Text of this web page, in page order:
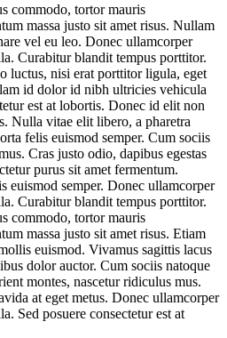
commodo, tortor mauris
massa justo sit amet risus. Nullam
vel eu leo. Donec ullamcorper
Curabitur blandit tempus porttitor.
luctus, nisi erat porttitor ligula, eget
id dolor id nibh ultricies vehicula
est at lobortis. Donec id elit non
Nulla vitae elit libero, a pharetra
felis euismod semper. Cum sociis
Cras justo odio, dapibus egestas
purus sit amet fermentum.
euismod semper. Donec ullamcorper
Curabitur blandit tempus porttitor.
commodo, tortor mauris
massa justo sit amet risus. Etiam
euismod. Vivamus sagittis lacus
dolor auctor. Cum sociis natoque
montes, nascetur ridiculus mus.
at eget metus. Donec ullamcorper
Sed posuere consectetur est at